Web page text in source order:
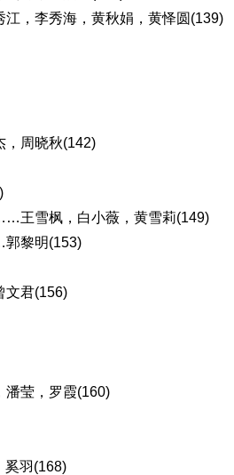
，李秀海，黄秋娟，黄怿圆(139)
周晓秋(142)
王雪枫，白小薇，黄雪莉(149)
郭黎明(153)
文君(156)
潘莹，罗霞(160)
奚羽(168)